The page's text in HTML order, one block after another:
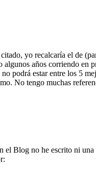
yo recalcaría el de
algunos años corriendo
podrá estar entre los 5
No tengo muchas
el Blog no he escrito ni